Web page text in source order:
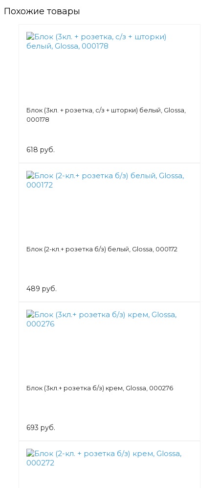
Похожие товары
Блок (3кл. + розетка, с/з + шторки) белый, Glossa,
000178
618 руб.
Блок (2-кл.+ розетка б/з) белый, Glossa, 000172
489 руб.
Блок (3кл.+ розетка б/з) крем, Glossa, 000276
693 руб.